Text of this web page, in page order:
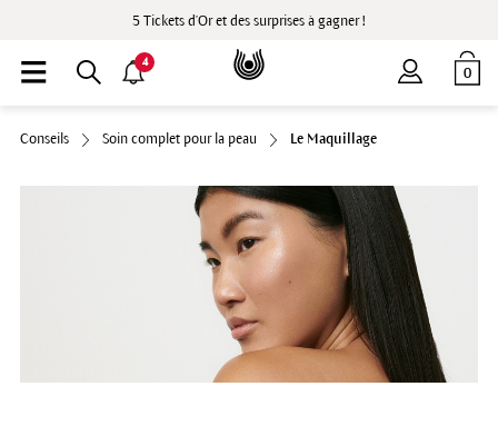
5 Tickets d'Or et des surprises à gagner !
0
4
Conseils Soin complet pour la peau Le Maquillage